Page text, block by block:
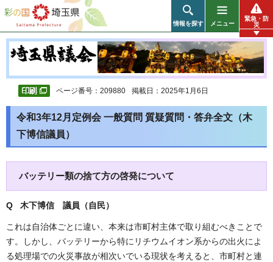
彩の国 埼玉県
情報を探す メニュー
緊急・防
災
ページ番号：209880 掲載日：2025年1月6日
令和3年12月定例会 一般質問 質疑質問・答弁全文（木
下博信議員）
バッテリー類の捨て方の啓発について
Q 木下博信 議員（自民）
これは自治体ごとに違い、本来は市町村主体で取り組むべきことで
す。しかし、バッテリーから特にリチウムイオン系からの出火によ
る処理場での火災事故が相次いでいる現状を考えると、市町村と連